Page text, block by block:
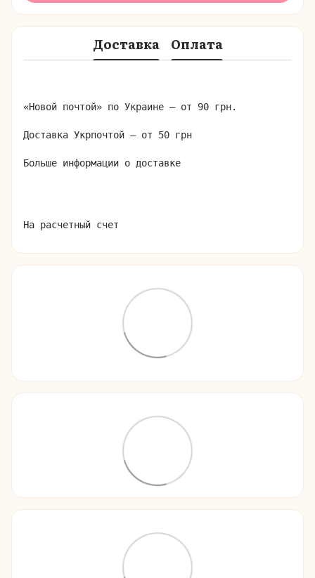
Доставка Оплата
«Новой почтой» по Украине – от 90 грн.
Доставка Укрпочтой – от 50 грн
Больше информации о доставке
На расчетный счет